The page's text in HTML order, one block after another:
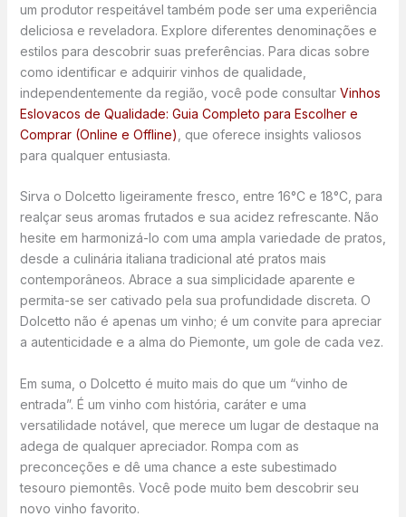
um produtor respeitável também pode ser uma experiência
deliciosa e reveladora. Explore diferentes denominações e
estilos para descobrir suas preferências. Para dicas sobre
como identificar e adquirir vinhos de qualidade,
independentemente da região, você pode consultar Vinhos
Eslovacos de Qualidade: Guia Completo para Escolher e
Comprar (Online e Offline) , que oferece insights valiosos
para qualquer entusiasta.
Sirva o Dolcetto ligeiramente fresco, entre 16°C e 18°C, para
realçar seus aromas frutados e sua acidez refrescante. Não
hesite em harmonizá-lo com uma ampla variedade de pratos,
desde a culinária italiana tradicional até pratos mais
contemporâneos. Abrace a sua simplicidade aparente e
permita-se ser cativado pela sua profundidade discreta. O
Dolcetto não é apenas um vinho; é um convite para apreciar
a autenticidade e a alma do Piemonte, um gole de cada vez.
Em suma, o Dolcetto é muito mais do que um “vinho de
entrada”. É um vinho com história, caráter e uma
versatilidade notável, que merece um lugar de destaque na
adega de qualquer apreciador. Rompa com as
preconceções e dê uma chance a este subestimado
tesouro piemontês. Você pode muito bem descobrir seu
novo vinho favorito.